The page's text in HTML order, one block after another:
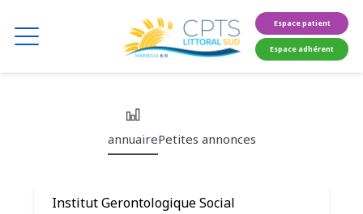
Espace patient
Espace adhérent
annuairePetites annonces
Institut Gerontologique Social